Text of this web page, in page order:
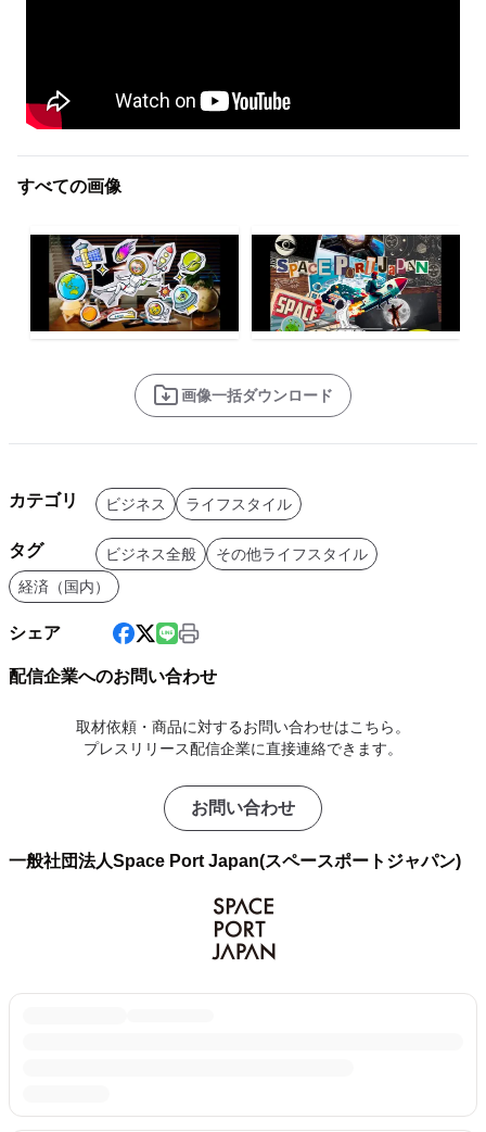
すべての画像
画像一括ダウンロード
カテゴリ ビジネス ライフスタイル
タグ ビジネス全般
その他ライフスタイル
経済（国内）
シェア
配信企業へのお問い合わせ
取材依頼・商品に対するお問い合わせはこちら。
プレスリリース配信企業に直接連絡できます。
お問い合わせ
一般社団法人Space Port Japan(スペースポートジャパン)